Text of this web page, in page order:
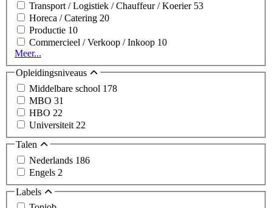
Transport / Logistiek / Chauffeur / Koerier 53
Horeca / Catering 20
Productie 10
Commercieel / Verkoop / Inkoop 10
Meer...
Opleidingsniveaus
Middelbare school 178
MBO 31
HBO 22
Universiteit 22
Talen
Nederlands 186
Engels 2
Labels